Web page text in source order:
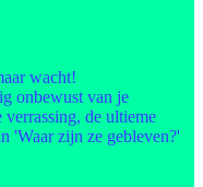
wacht!
onbewust van je
verrassing, de ultieme
'Waar zijn ze gebleven?'